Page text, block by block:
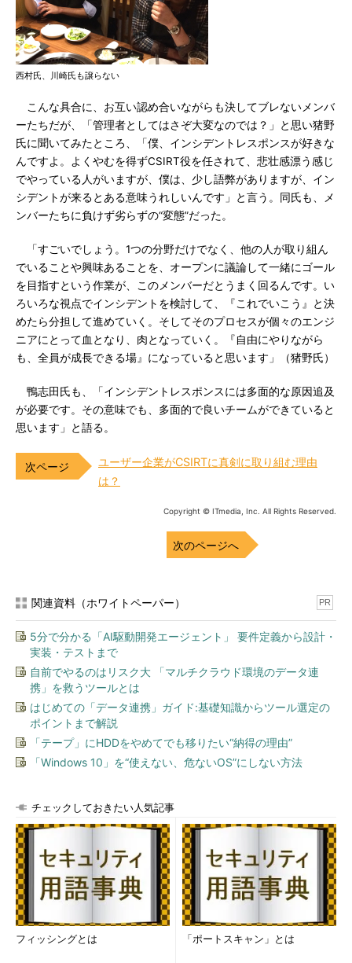
西村氏、川崎氏も譲らない
こんな具合に、お互い認め合いながらも決してブレないメンバ
ーたちだが、「管理者としてはさぞ大変なのでは？」と思い猪野
氏に聞いてみたところ、「僕、インシデントレスポンスが好きな
んですよ。よくやむを得ずCSIRT役を任されて、悲壮感漂う感じ
でやっている人がいますが、僕は、少し語弊がありますが、イン
シデントが来るとある意味うれしいんです」と言う。同氏も、メ
ンバーたちに負けず劣らずの“変態”だった。
「すごいでしょう。1つの分野だけでなく、他の人が取り組ん
でいることや興味あることを、オープンに議論して一緒にゴール
を目指すという作業が、このメンバーだとうまく回るんです。い
ろいろな視点でインシデントを検討して、『これでいこう』と決
めたら分担して進めていく。そしてそのプロセスが個々のエンジ
ニアにとって血となり、肉となっていく。『自由にやりながら
も、全員が成長できる場』になっていると思います」（猪野氏）
鴨志田氏も、「インシデントレスポンスには多面的な原因追及
が必要です。その意味でも、多面的で良いチームができていると
思います」と語る。
ユーザー企業がCSIRTに真剣に取り組む理由
は？
Copyright © ITmedia, Inc. All Rights Reserved.
次のページへ
関連資料（ホワイトペーパー） PR
5分で分かる「AI駆動開発エージェント」 要件定義から設計・
実装・テストまで
自前でやるのはリスク大 「マルチクラウド環境のデータ連
携」を救うツールとは
はじめての「データ連携」ガイド:基礎知識からツール選定の
ポイントまで解説
「テープ」にHDDをやめてでも移りたい“納得の理由”
「Windows 10」を“使えない、危ないOS”にしない方法
チェックしておきたい人気記事
フィッシングとは 「ポートスキャン」とは